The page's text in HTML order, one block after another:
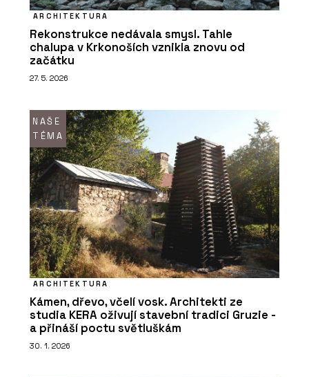
ARCHITEKTURA
Rekonstrukce nedávala smysl. Tahle
chalupa v Krkonoších vznikla znovu od
začátku
27. 5. 2026
NAŠE
TÉMA
ARCHITEKTURA
Kámen, dřevo, včelí vosk. Architekti ze
studia KERA oživují stavební tradici Gruzie -
a přináší poctu světluškám
30. 1. 2026